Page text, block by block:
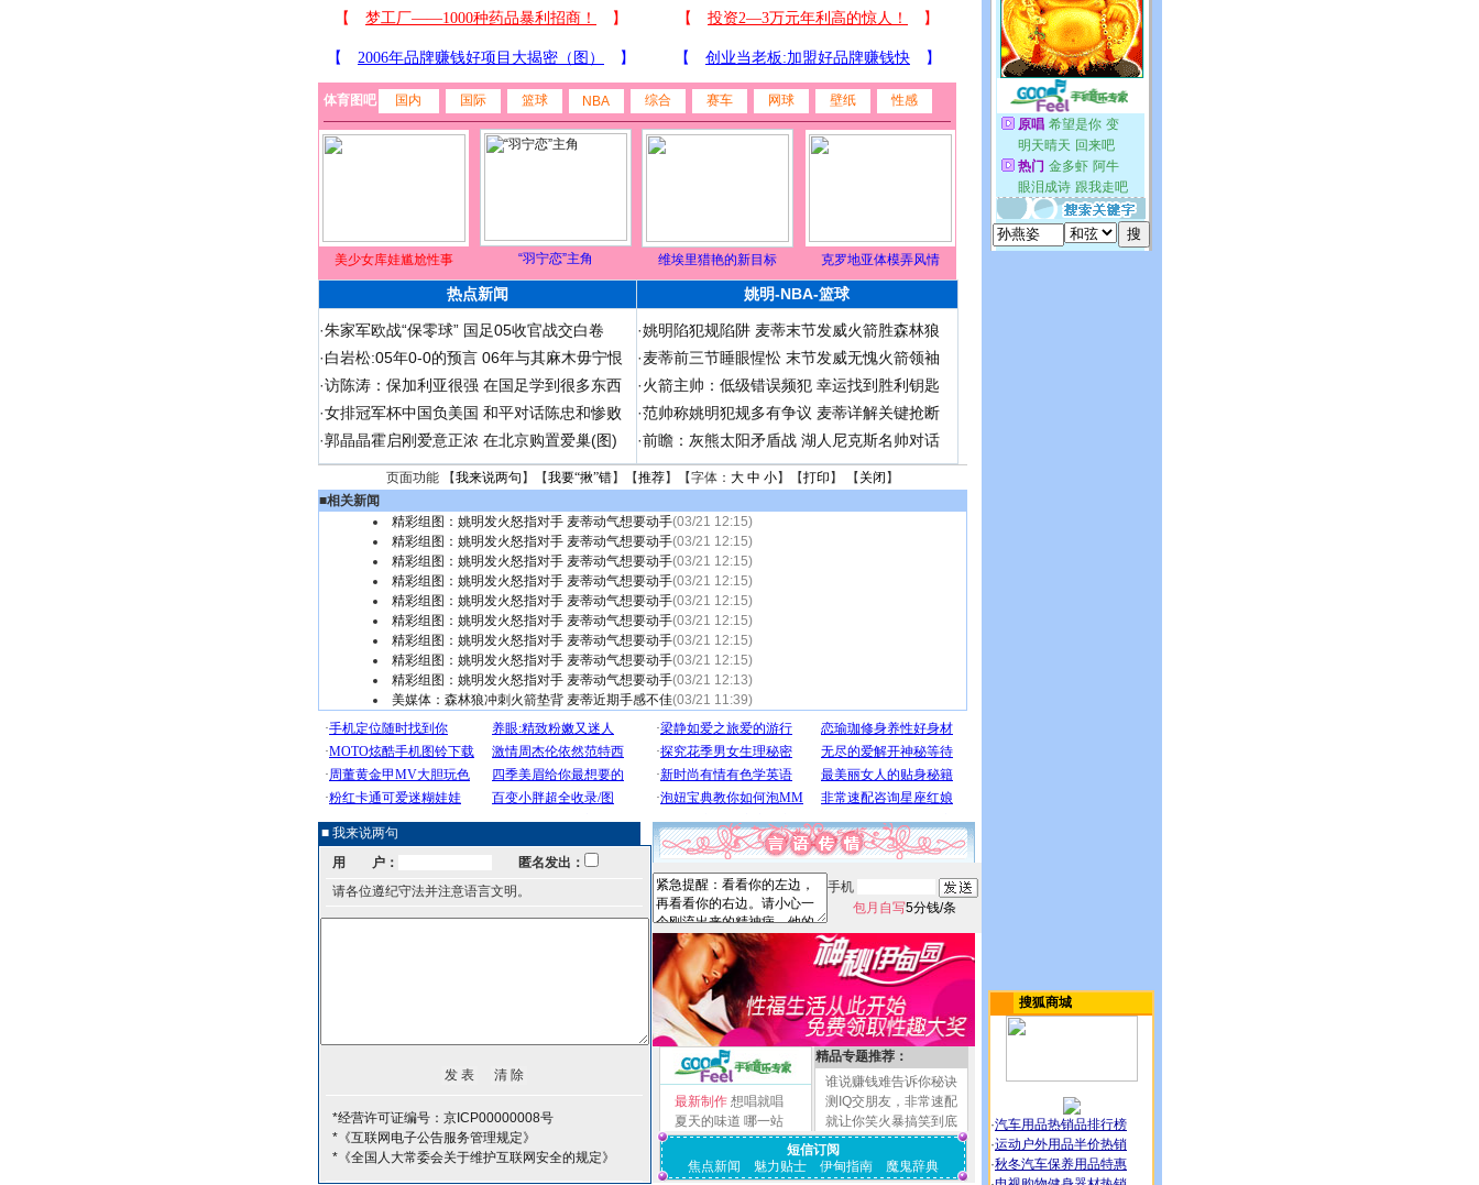
体育图吧 国内 国际 篮球 NBA 综合 赛车 网球 壁纸 性感
美少女库娃尴尬性事 “羽宁恋”主角 维埃里猎艳的新目标 克罗地亚体模弄风情
热点新闻 姚明-NBA-篮球
·朱家军欧战“保零球” 国足05收官战交白卷
·白岩松:05年0-0的预言 06年与其麻木毋宁恨
·访陈涛：保加利亚很强 在国足学到很多东西
·女排冠军杯中国负美国 和平对话陈忠和惨败
·郭晶晶霍启刚爱意正浓 在北京购置爱巢(图)
·姚明陷犯规陷阱 麦蒂末节发威火箭胜森林狼
·麦蒂前三节睡眼惺忪 末节发威无愧火箭领袖
·火箭主帅：低级错误频犯 幸运找到胜利钥匙
·范帅称姚明犯规多有争议 麦蒂详解关键抢断
·前瞻：灰熊太阳矛盾战 湖人尼克斯名帅对话
页面功能 【我来说两句 】【我要“揪”错】【推荐】【字体： 大 中 小】【打印 】 【 关闭 】
■相关新闻
精彩组图：姚明发火怒指对手 麦蒂动气想要动手(03/21 12:15)
精彩组图：姚明发火怒指对手 麦蒂动气想要动手(03/21 12:15)
精彩组图：姚明发火怒指对手 麦蒂动气想要动手(03/21 12:15)
精彩组图：姚明发火怒指对手 麦蒂动气想要动手(03/21 12:15)
精彩组图：姚明发火怒指对手 麦蒂动气想要动手(03/21 12:15)
精彩组图：姚明发火怒指对手 麦蒂动气想要动手(03/21 12:15)
精彩组图：姚明发火怒指对手 麦蒂动气想要动手(03/21 12:15)
精彩组图：姚明发火怒指对手 麦蒂动气想要动手(03/21 12:15)
精彩组图：姚明发火怒指对手 麦蒂动气想要动手(03/21 12:13)
美媒体：森林狼冲刺火箭垫背 麦蒂近期手感不佳(03/21 11:39)
■ 我来说两句
用 户：
匿名发出：
请各位遵纪守法并注意语言文明。
*经营许可证编号：京ICP00000008号
*《互联网电子公告服务管理规定》
*《全国人大常委会关于维护互联网安全的规定》
手机
包月自写5分钱/条
最新制作 想唱就唱
夏天的味道 哪一站
精品专题推荐：
谁说赚钱难告诉你秘诀
测IQ交朋友，非常速配
就让你笑火暴搞笑到底
短信订阅
焦点新闻
魅力贴士 伊甸指南 魔鬼辞典
搜狐商城
·汽车用品热销品排行榜
·运动户外用品半价热销
·秋冬汽车保养用品特惠